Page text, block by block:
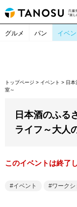
グルメ パン イベン
トップページ > イベント > 日本
室～
日本酒のふる
ライフ～大人
このイベントは終了
イベント ワーク